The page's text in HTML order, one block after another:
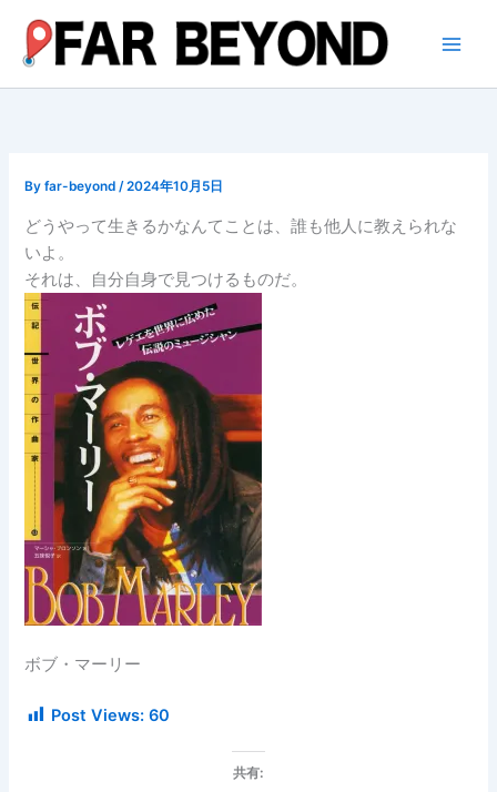
ス
Byfar-beyond/2024年10月5日
どうやって生きるかなんてことは、誰も他人に教えられな
いよ。
それは、自分自身で見つけるものだ。
ボブ・マーリー
Post Views: 60
共有: